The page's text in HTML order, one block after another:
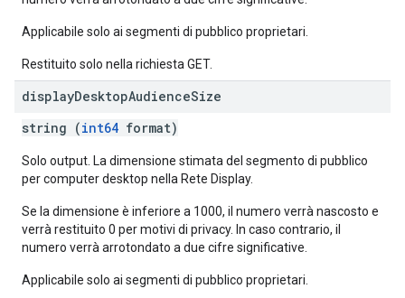
Applicabile solo ai segmenti di pubblico proprietari.
Restituito solo nella richiesta GET.
displayDesktopAudienceSize
string (int64 format)
Solo output. La dimensione stimata del segmento di pubblico
per computer desktop nella Rete Display.
Se la dimensione è inferiore a 1000, il numero verrà nascosto e
verrà restituito 0 per motivi di privacy. In caso contrario, il
numero verrà arrotondato a due cifre significative.
Applicabile solo ai segmenti di pubblico proprietari.